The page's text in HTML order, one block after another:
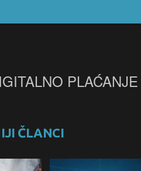
PLAĆANJE
ČLANCI